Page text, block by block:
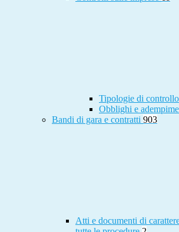
Tipologie di controllo
Obblighi e
Bandi di gara e contratti 903
Atti e documenti di